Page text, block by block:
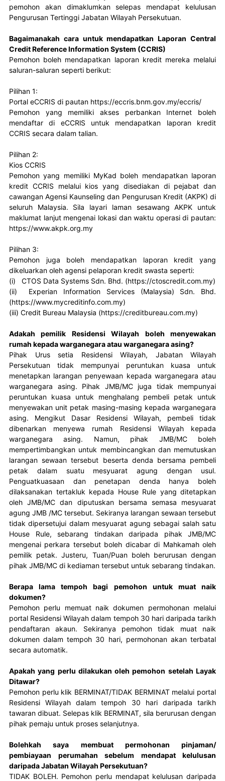
pemohon akan dimaklumkan selepas mendapat kelulusan
Pengurusan Tertinggi Jabatan Wilayah Persekutuan.
Bagaimanakah cara untuk mendapatkan Laporan Central
Credit Reference Information System (CCRIS)
Pemohon boleh mendapatkan laporan kredit mereka melalui
saluran-saluran seperti berikut:
Pilihan 1:
Portal eCCRIS di pautan https://eccris.bnm.gov.my/eccris/
Pemohon yang memiliki akses perbankan Internet boleh
mendaftar di eCCRlS untuk mendapatkan laporan kredit
CCRIS secara dalam talian.
Pilihan 2:
Kios CCRIS
Pemohon yang memiliki MyKad boleh mendapatkan laporan
kredit CCRIS melalui kios yang disediakan di pejabat dan
cawangan Agensi Kaunseling dan Pengurusan Kredit (AKPK) di
seluruh Malaysia. Sila layari laman sesawang AKPK untuk
maklumat lanjut mengenai lokasi dan waktu operasi di pautan:
https://www.akpk.org.my
Pilihan 3:
Pemohon juga boleh mendapatkan laporan kredit yang
dikeluarkan oleh agensi pelaporan kredit swasta seperti:
(i)   CTOS Data Systems Sdn. Bhd. (https://ctoscredit.com.my)
(ii)  Experian Information Services (Malaysia) Sdn. Bhd.
(https://www.mycreditinfo.com.my)
(iii) Credit Bureau Malaysia (https://creditbureau.com.my)
Adakah pemilik Residensi Wilayah boleh menyewakan
rumah kepada warganegara atau warganegara asing?
Pihak Urus setia Residensi Wilayah, Jabatan Wilayah
Persekutuan tidak mempunyai peruntukan kuasa untuk
menetapkan larangan penyewaan kepada warganegara atau
warganegara asing. Pihak JMB/MC juga tidak mempunyai
peruntukan kuasa untuk menghalang pembeli petak untuk
menyewakan unit petak masing-masing kepada warganegara
asing. Mengikut Dasar Residensi Wilayah, pembeli tidak
dibenarkan menyewa rumah Residensi Wilayah kepada
warganegara asing. Namun, pihak JMB/MC boleh
mempertimbangkan untuk membincangkan dan memutuskan
larangan sewaan tersebut beserta denda bersama pembeli
petak dalam suatu mesyuarat agung dengan usul.
Penguatkuasaan dan penetapan denda hanya boleh
dilaksanakan tertakluk kepada House Rule yang ditetapkan
oleh JMB/MC dan diputuskan bersama semasa mesyuarat
agung JMB /MC tersebut. Sekiranya larangan sewaan tersebut
tidak dipersetujui dalam mesyuarat agung sebagai salah satu
House Rule, sebarang tindakan daripada pihak JMB/MC
mengenai perkara tersebut boleh dicabar di Mahkamah oleh
pemilik petak. Justeru, Tuan/Puan boleh berurusan dengan
pihak JMB/MC di kediaman tersebut untuk sebarang tindakan.
Berapa lama tempoh bagi pemohon untuk muat naik
dokumen?
Pemohon perlu memuat naik dokumen permohonan melalui
portal Residensi Wilayah dalam tempoh 30 hari daripada tarikh
pendaftaran akaun. Sekiranya pemohon tidak muat naik
dokumen dalam tempoh 30 hari, permohonan akan terbatal
secara automatik.
Apakah yang perlu dilakukan oleh pemohon setelah Layak
Ditawar?
Pemohon perlu klik BERMINAT/TIDAK BERMINAT melalui portal
Residensi Wilayah dalam tempoh 30 hari daripada tarikh
tawaran dibuat. Selepas klik BERMINAT, sila berurusan dengan
pihak pemaju untuk proses selanjutnya.
Bolehkah saya membuat permohonan pinjaman/
pembiayaan perumahan sebelum mendapat kelulusan
daripada Jabatan Wilayah Persekutuan?
TIDAK BOLEH. Pemohon perlu mendapat kelulusan daripada